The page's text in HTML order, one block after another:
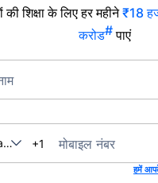
शिक्षा के लिए हर महीने₹18
करोड#पाएं
+1 मोबाइल नंबर
हमें